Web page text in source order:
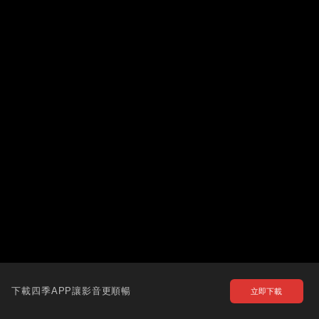
下載四季APP讓影音更順暢 立即下載